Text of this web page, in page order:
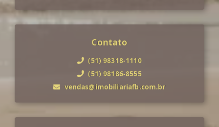
Contato
(51) 98318-1110
(51) 98186-8555
vendas@imobiliariafb.com.br